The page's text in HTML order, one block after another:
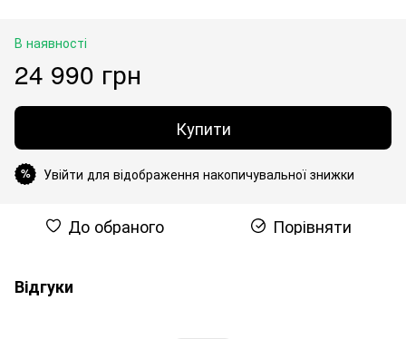
В наявності
24 990 грн
Купити
% Увійти для відображення накопичувальної знижки
До обраного Порівняти
Відгуки